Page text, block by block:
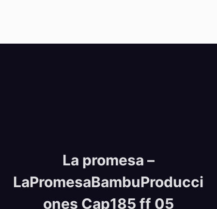
La promesa –
LaPromesaBambuProducci
ones Cap185 ff 05